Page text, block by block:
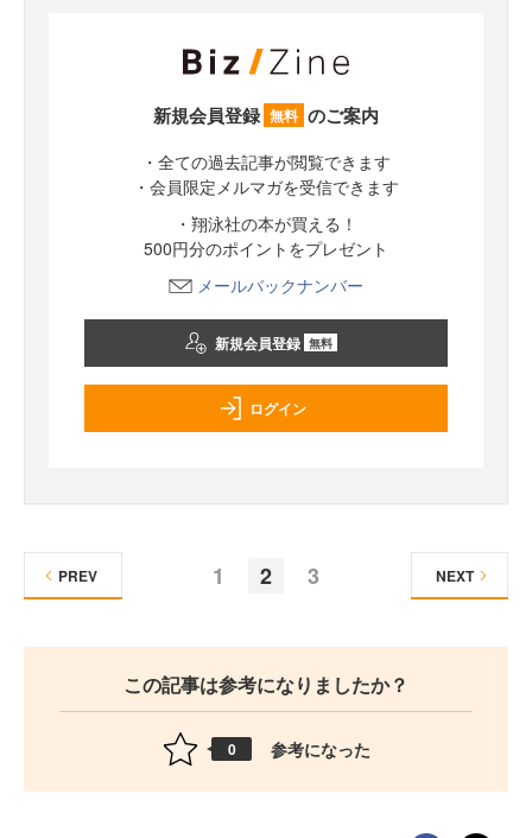
新規会員登録 無料 のご案内
・全ての過去記事が閲覧できます
・会員限定メルマガを受信できます
・翔泳社の本が買える！
500円分のポイントをプレゼント
メールバックナンバー
新規会員登録 無料
ログイン
1 2 3
PREV NEXT
この記事は参考になりましたか？
0 参考になった